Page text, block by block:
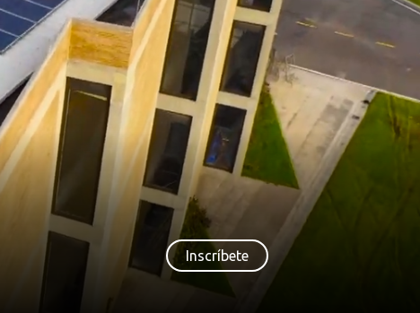
Inscríbete